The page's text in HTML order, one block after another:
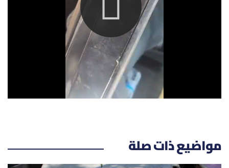
شروط الإشتراك
مواضيع ذات صلة